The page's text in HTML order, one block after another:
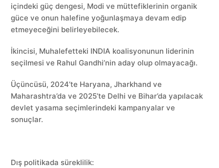
içindeki güç dengesi, Modi ve müttefiklerinin organik
güce ve onun halefine yoğunlaşmaya devam edip
etmeyeceğini belirleyebilecek.
İkincisi, Muhalefetteki INDIA koalisyonunun liderinin
seçilmesi ve Rahul Gandhi’nin aday olup olmayacağı.
Üçüncüsü, 2024’te Haryana, Jharkhand ve
Maharashtra’da ve 2025’te Delhi ve Bihar’da yapılacak
devlet yasama seçimlerindeki kampanyalar ve
sonuçlar.
Dış politikada süreklilik: